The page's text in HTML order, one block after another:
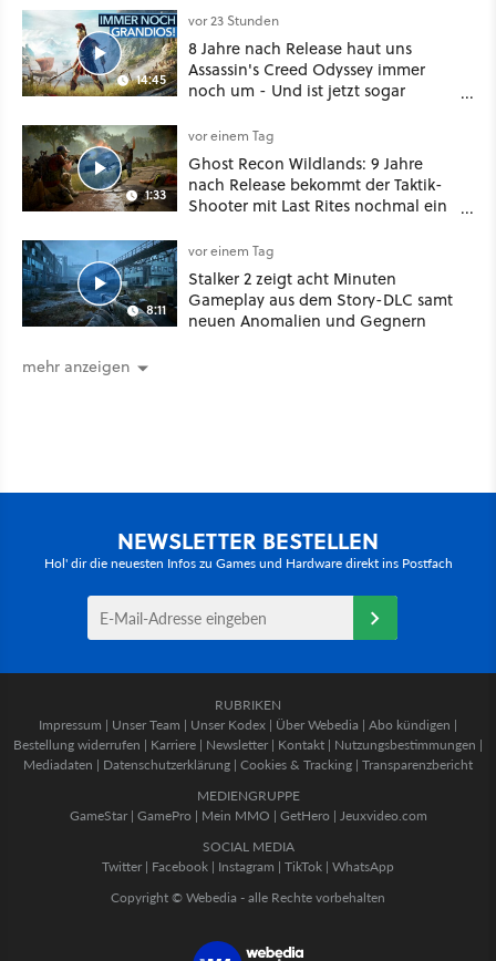
oder Diplomatie
14:45
vor 23 Stunden
8 Jahre nach Release haut uns
Assassin's Creed Odyssey immer
noch um - Und ist jetzt sogar
1:33
vor einem Tag
Ghost Recon Wildlands: 9 Jahre
nach Release bekommt der Taktik-
Shooter mit Last Rites nochmal ein
8:11
vor einem Tag
Stalker 2 zeigt acht Minuten
Gameplay aus dem Story-DLC samt
neuen Anomalien und Gegnern
mehr anzeigen
NEWSLETTER BESTELLEN
Hol' dir die neuesten Infos zu Games und Hardware direkt ins Postfach
RUBRIKEN
Impressum | Unser Team | Unser Kodex | Über Webedia | Abo kündigen |
Bestellung widerrufen | Karriere | Newsletter | Kontakt | Nutzungsbestimmungen |
Mediadaten | Datenschutzerklärung | Cookies & Tracking | Transparenzbericht
MEDIENGRUPPE
GameStar| GamePro | Mein MMO | GetHero | Jeuxvideo.com
SOCIAL MEDIA
Twitter | Facebook | Instagram | TikTok | WhatsApp
Copyright © Webedia - alle Rechte vorbehalten